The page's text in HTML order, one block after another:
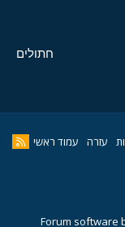
חתולים
עזרה עמוד ראשי
Forum software